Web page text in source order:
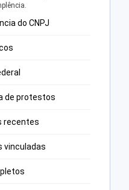
do CNPJ
de protestos
recentes
vinculadas